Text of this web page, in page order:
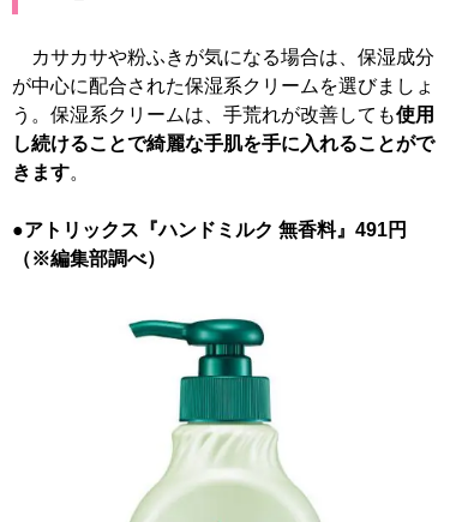
カサカサや粉ふきが気になる場合は、保湿成分
が中心に配合された保湿系クリームを選びましょ
う。保湿系クリームは、手荒れが改善しても使用
し続けることで綺麗な手肌を手に入れることがで
きます。
●アトリックス『ハンドミルク 無香料』491円
（※編集部調べ）